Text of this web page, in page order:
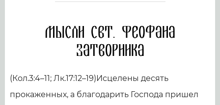
Мысли свт. Феофана
Затворника
(Кол.3:4–11; Лк.17:12–19)Исцелены десять
прокаженных, а благодарить Господа пришел